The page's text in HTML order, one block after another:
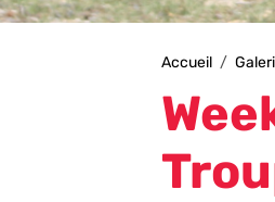
Accueil